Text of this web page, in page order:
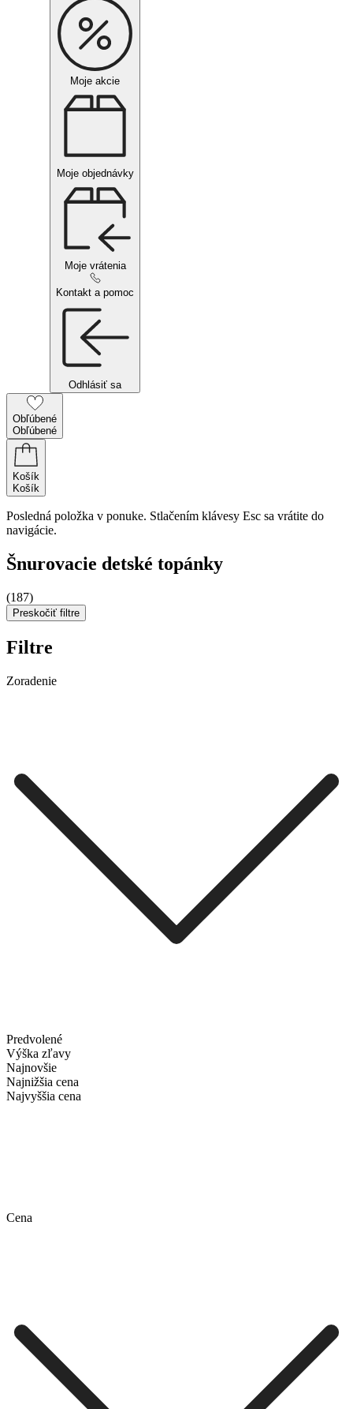
Moje akcie
Moje objednávky
Moje vrátenia
Kontakt a pomoc
Odhlásiť sa
Obľúbené
Obľúbené
Košík
Košík
Posledná položka v ponuke. Stlačením klávesy Esc sa vrátite do
navigácie.
Šnurovacie detské topánky
(187)
Preskočiť filtre
Filtre
Zoradenie
Predvolené
Výška zľavy
Najnovšie
Najnižšia cena
Najvyššia cena
Cena